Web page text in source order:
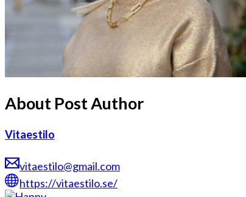
About Post Author
Vitaestilo
vitaestilo@gmail.com
https://vitaestilo.se/